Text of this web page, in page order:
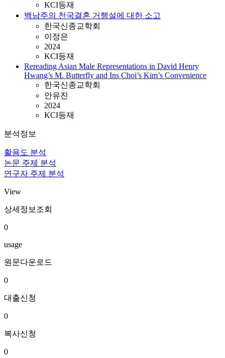
KCI등재
백남주의 천국결혼 거행설에 대한 소고
한국신종교학회
이정은
2024
KCI등재
Rereading Asian Male Representations in David Henry
Hwang’s M. Butterfly and Ins Choi’s Kim’s Convenience
한국신종교학회
안유진
2024
KCI등재
분석정보
활용도 분석
논문 주제 분석
연구자 주제 분석
View
상세정보조회
0
usage
원문다운로드
0
대출신청
0
복사신청
0